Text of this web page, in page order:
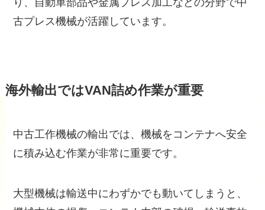
り、自動車部品や金属プレス加工などの分野で中
古プレス機械が活躍しています。
海外輸出ではVAN詰め作業が重要
中古工作機械の輸出では、機械をコンテナへ安全
に積み込む作業が非常に重要です。
大型機械は輸送中にわずかでも動いてしまうと、